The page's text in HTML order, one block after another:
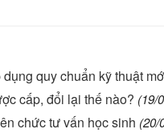
quy chuẩn kỹ thuật
cấp, đổi lại thế nào? (19/
chức tư vấn học sinh (20/